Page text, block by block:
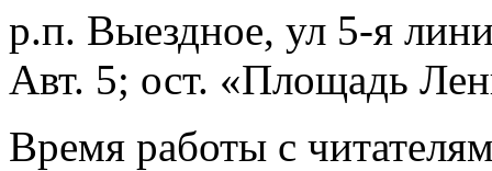
р.п. Выездное, ул 5-я
Авт. 5; ост. «Площадь
Время работы с